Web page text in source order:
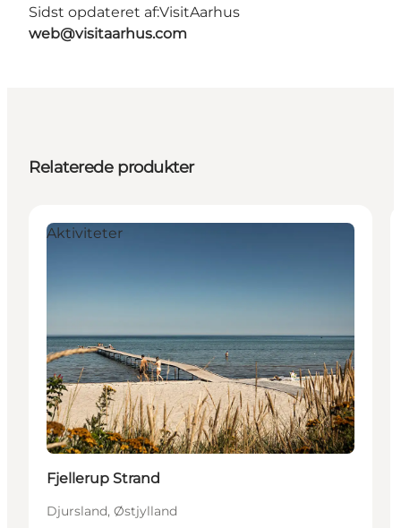
Sidst opdateret af:VisitAarhus
web@visitaarhus.com
Relaterede produkter
Aktiviteter
Fjellerup Strand
Djursland, Østjylland